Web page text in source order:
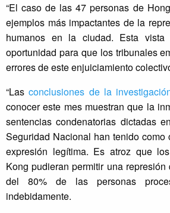
“El caso de las 47 personas de
ejemplos más impactantes de la
humanos en la ciudad. Esta
oportunidad para que los tribunales
errores de este enjuiciamiento
“Lasconclusiones de la
conocer este mes muestran que la
sentencias condenatorias dictadas
Seguridad Nacional han tenido
expresión legítima. Es atroz que
Kong pudieran permitir una
del 80% de las personas
indebidamente.